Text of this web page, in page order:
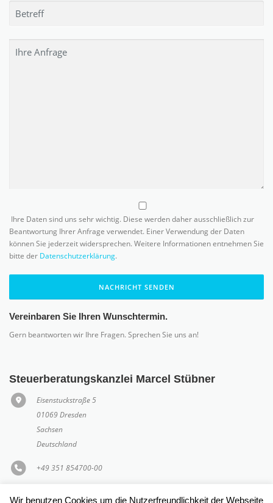
Ihre Daten sind uns sehr wichtig. Diese werden daher ausschließlich zur
Beantwortung Ihrer Anfrage verwendet. Einer Verwendung der Daten
können Sie jederzeit widersprechen. Weitere Informationen entnehmen Sie
bitte der Datenschutzerklärung.
NACHRICHT SENDEN
Vereinbaren Sie Ihren Wunschtermin.
Gern beantworten wir Ihre Fragen. Sprechen Sie uns an!
Steuerberatungskanzlei Marcel Stübner
Eisenstuckstraße 5
01069 Dresden
Sachsen
Deutschland
+49 351 854700-00
Wir benutzen Cookies um die Nutzerfreundlichkeit der Webseite